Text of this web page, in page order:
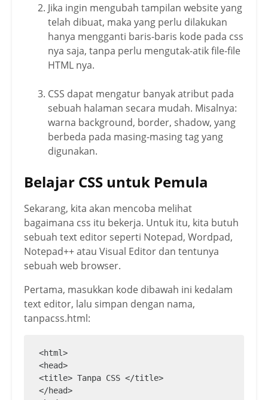
Jika ingin mengubah tampilan website yang
telah dibuat, maka yang perlu dilakukan
hanya mengganti baris-baris kode pada css
nya saja, tanpa perlu mengutak-atik file-file
HTML nya.
CSS dapat mengatur banyak atribut pada
sebuah halaman secara mudah. Misalnya:
warna background, border, shadow, yang
berbeda pada masing-masing tag yang
digunakan.
Belajar CSS untuk Pemula
Sekarang, kita akan mencoba melihat
bagaimana css itu bekerja. Untuk itu, kita butuh
sebuah text editor seperti Notepad, Wordpad,
Notepad++ atau Visual Editor dan tentunya
sebuah web browser.
Pertama, masukkan kode dibawah ini kedalam
text editor, lalu simpan dengan nama,
tanpacss.html:
<html>
<head>
<title> Tanpa CSS </title>
</head>